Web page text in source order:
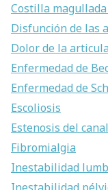
Costilla
Disfunción de las
Dolor de la
Enfermedad de
Enfermedad de
Escoliosis
Estenosis del
Fibromialgia
Inestabilidad